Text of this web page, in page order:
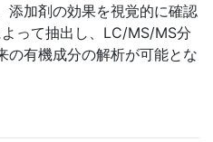
添加剤の効果を視覚的に確認
って抽出し、LC/MS/MS分
の有機成分の解析が可能とな